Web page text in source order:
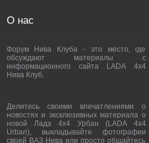
О нас
Форум Нива Клуба - это место, где
обсуждают материалы с
информационного сайта LADA 4x4
Нива Клуб.
Делитесь своими впечатлениями о
новостях и эксклюзивных материала о
новой Лада 4х4 Урбан (LADA 4x4
Urban), выкладывайте фотографии
своей ВАЗ Нива или просто общайтесь